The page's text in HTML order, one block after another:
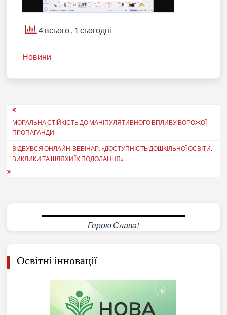
4 всього , 1 сьогодні
Новини
Навігація
записів
МОРАЛЬНА СТІЙКІСТЬ ДО МАНІПУЛЯТИВНОГО ВПЛИВУ ВОРОЖОЇ
ПРОПАГАНДИ
ВІДБУВСЯ ОНЛАЙН-ВЕБІНАР: «ДОСТУПНІСТЬ ДОШКІЛЬНОЇ ОСВІТИ:
ВИКЛИКИ ТА ШЛЯХИ ЇХ ПОДОЛАННЯ»
Герою Слава!
Освітні інновації